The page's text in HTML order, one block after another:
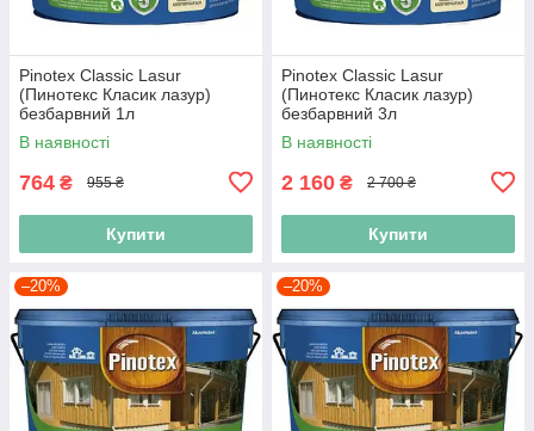
Pinotex Classic Lasur
(Пинотекс Класик лазур)
безбарвний 1л
В наявності
764 ₴ 955 ₴
Купити
Pinotex Classic Lasur
(Пинотекс Класик лазур)
безбарвний 3л
В наявності
2 160 ₴ 2 700 ₴
Купити
–20% –20%